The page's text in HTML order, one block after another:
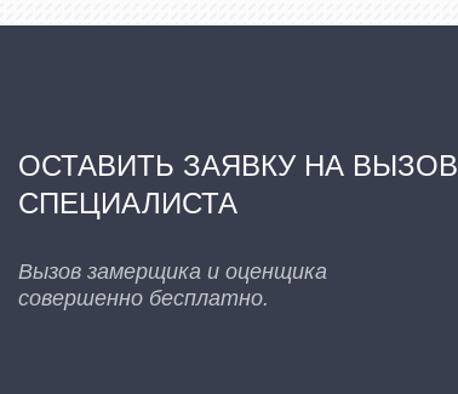
ОСТАВИТЬ ЗАЯВКУ НА ВЫЗОВ
СПЕЦИАЛИСТА
Вызов замерщика и оценщика
совершенно бесплатно.